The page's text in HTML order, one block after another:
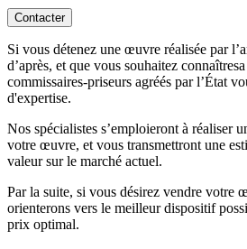
Contacter
Si vous détenez une œuvre réalisée par
d’après, et que vous souhaitez
commissaires-priseurs agréés par l’État
d'expertise.
Nos spécialistes s’emploieront à réaliser
votre œuvre, et vous transmettront une
valeur sur le marché actuel.
Par la suite, si vous désirez vendre votre
orienterons vers le meilleur dispositif
prix optimal.